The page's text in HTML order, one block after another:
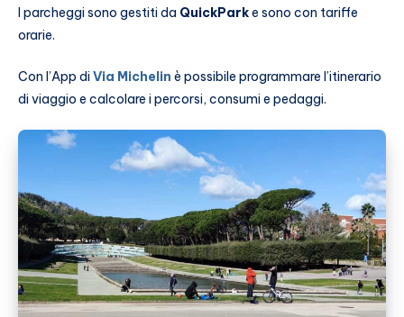
I parcheggi sono gestiti da QuickParke sono con tariffe
orarie.
Con l’App diVia Michelin è possibile programmare l’itinerario
di viaggio e calcolare i percorsi, consumi e pedaggi.